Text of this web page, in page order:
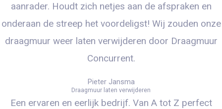
aanrader. Houdt zich netjes aan de afspraken en
onderaan de streep het voordeligst! Wij zouden onze
draagmuur weer laten verwijderen door Draagmuur
Concurrent.
Pieter Jansma
Draagmuur laten verwijderen
Een ervaren en eerlijk bedrijf. Van A tot Z perfect